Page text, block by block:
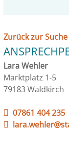
Zurück zur Suche
Lara Wehler
Marktplatz 1-5
79183 Waldkirch
07861 404 235